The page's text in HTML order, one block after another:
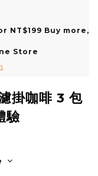
NT$199 Buy more,
Store
掛咖啡 3 包
驗